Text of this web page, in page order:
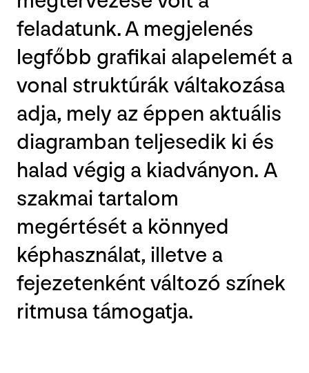
feladatunk. A megjelenés
legfőbb grafikai alapelemét a
vonal struktúrák váltakozása
adja, mely az éppen aktuális
diagramban teljesedik ki és
halad végig a kiadványon. A
szakmai tartalom
megértését a könnyed
képhasználat, illetve a
fejezetenként változó színek
ritmusa támogatja.